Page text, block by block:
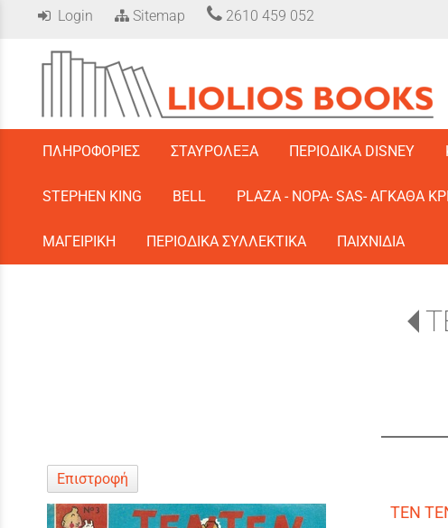
Login Sitemap 2610 459 052
ΠΛΗΡΟΦΟΡΙΕΣ ΣΤΑΥΡΟΛΕΞΑ ΠΕΡΙΟΔΙΚΑ DISNEY
STEPHEN KING BELL PLAZA - ΝΟΡΑ- SAS- ΑΓΚΑΘΑ
ΜΑΓΕΙΡΙΚΗ ΠΕΡΙΟΔΙΚΑ ΣΥΛΛΕΚΤΙΚΑ ΠΑΙΧΝΙΔΙΑ
Επιστροφή
ΤΕΝ